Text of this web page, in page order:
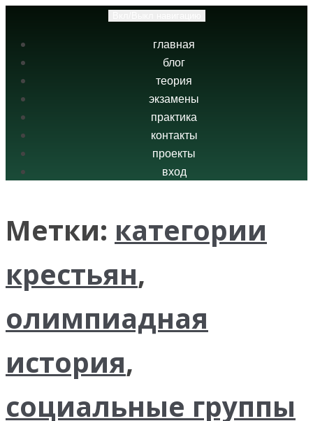
главная
блог
теория
экзамены
практика
контакты
проекты
вход
Метки: категории
крестьян,
олимпиадная
история,
социальные группы